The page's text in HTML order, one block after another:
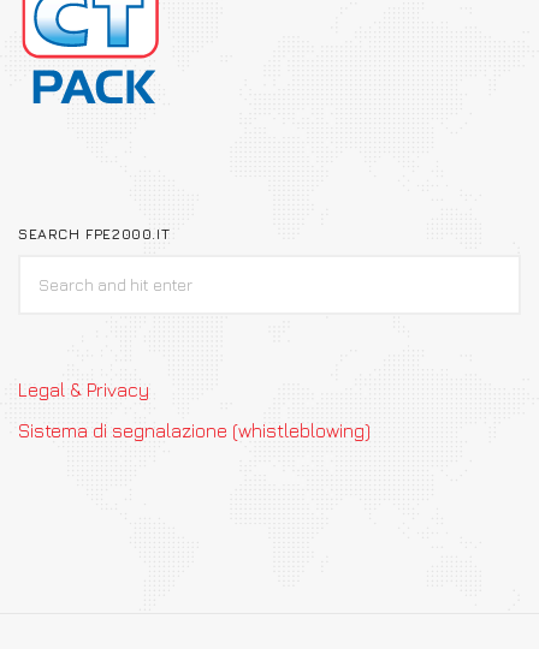
SEARCH FPE2000.IT
Legal & Privacy
Sistema di segnalazione (whistleblowing)